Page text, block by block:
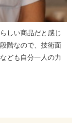
しい商品だと感じ
階なので、技術面
ども自分一人の力